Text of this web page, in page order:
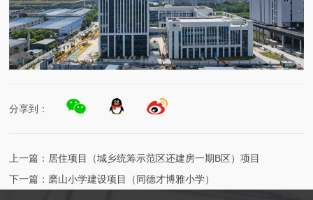
分享到：
上一篇： 居住项目（城乡统筹示范区还建房一期B区）项目
下一篇： 磨山小学建设项目（同德才博雅小学）